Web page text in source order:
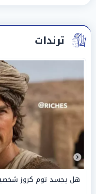
ترندات
هل يجسد توم كروز